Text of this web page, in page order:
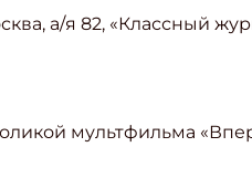
а/я 82, «Классный
мультфильма